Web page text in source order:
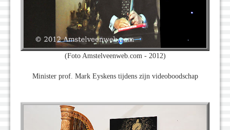
(Foto Amstelveenweb.com - 2012)
Minister prof. Mark Eyskens tijdens zijn videoboodschap